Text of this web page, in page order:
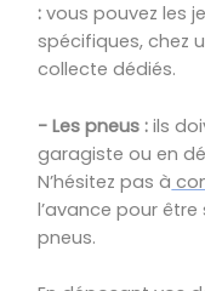
: vous pouvez les
spécifiques, chez
collecte dédiés.
- Les pneus : ils
garagiste ou en
N’hésitezpasà
l’avance pour
pneus.